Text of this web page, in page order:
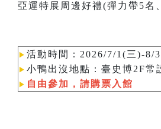
亞運特展周邊好禮(彈力帶5名
▶︎ 活動時間：2026/7/1(三)-8/
▶︎ 小鴨出沒地點：臺史博2F常
▶︎ 自由參加，請購票入館